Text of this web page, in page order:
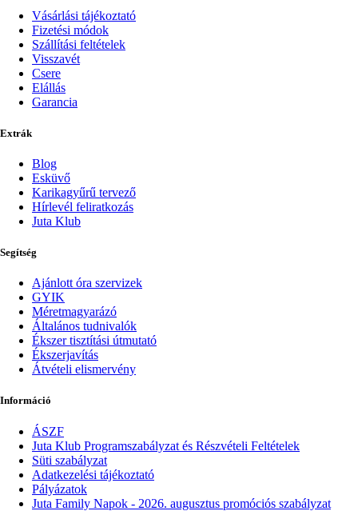
Vásárlási tájékoztató
Fizetési módok
Szállítási feltételek
Visszavét
Csere
Elállás
Garancia
Extrák
Blog
Esküvő
Karikagyűrű tervező
Hírlevél feliratkozás
Juta Klub
Segítség
Ajánlott óra szervizek
GYIK
Méretmagyarázó
Általános tudnivalók
Ékszer tisztítási útmutató
Ékszerjavítás
Átvételi elismervény
Információ
ÁSZF
Juta Klub Programszabályzat és Részvételi Feltételek
Süti szabályzat
Adatkezelési tájékoztató
Pályázatok
Juta Family Napok - 2026. augusztus promóciós szabályzat